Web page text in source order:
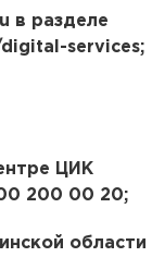
в разделе
services;
ЦИК
200 00 20;
области